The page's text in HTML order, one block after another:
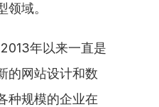
域。
年以来一直是
的网站设计和数
种规模的企业在